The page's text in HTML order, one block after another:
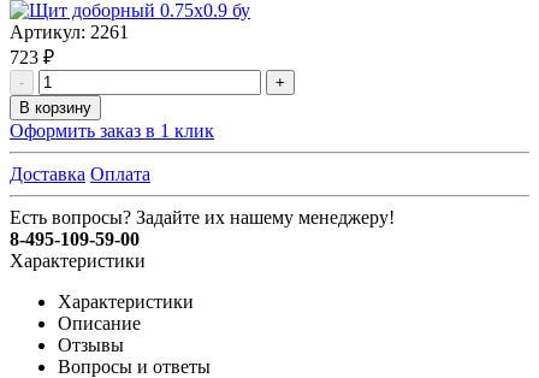
Артикул: 2261
723 ₽
-
+
В корзину
Оформить заказ в 1 клик
Доставка Оплата
Есть вопросы? Задайте их нашему менеджеру!
8-495-109-59-00
Характеристики
Характеристики
Описание
Отзывы
Вопросы и ответы